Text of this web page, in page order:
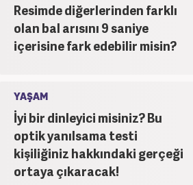
Resimde diğerlerinden farklı
olan bal arısını 9 saniye
içerisine fark edebilir misin?
YAŞAM
İyi bir dinleyici misiniz? Bu
optik yanılsama testi
kişiliğiniz hakkındaki gerçeği
ortaya çıkaracak!